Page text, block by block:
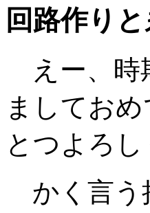
回路作り
えー、時
ましてお
とつよろ
かく言う